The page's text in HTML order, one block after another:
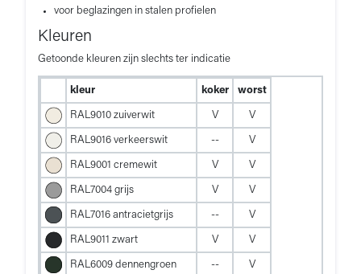
voor beglazingen in stalen profielen
Kleuren
Getoonde kleuren zijn slechts ter indicatie
kleur koker worst
RAL9010 zuiverwit V V
RAL9016 verkeerswit -- V
RAL9001 cremewit V V
RAL7004 grijs V V
RAL7016 antracietgrijs -- V
RAL9011 zwart V V
RAL6009 dennengroen -- V